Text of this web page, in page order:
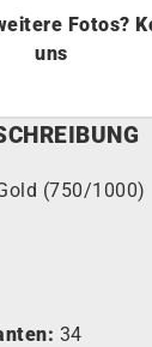
Fotos?
uns
(750/1000)
34